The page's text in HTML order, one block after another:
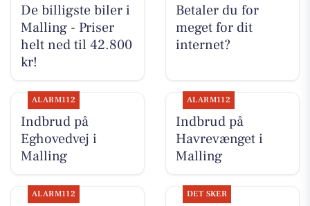
De billigste biler i
Malling - Priser
helt ned til 42.800
kr!
Betaler du for
meget for dit
internet?
ALARM112
Indbrud på
Eghovedvej i
Malling
ALARM112
Indbrud på
Havrevænget i
Malling
ALARM112 DET SKER